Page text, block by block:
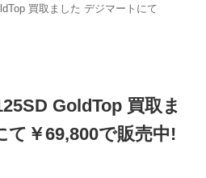
買取ました デジマートにて
GoldTop 買取ま
て￥69,800で販売中!